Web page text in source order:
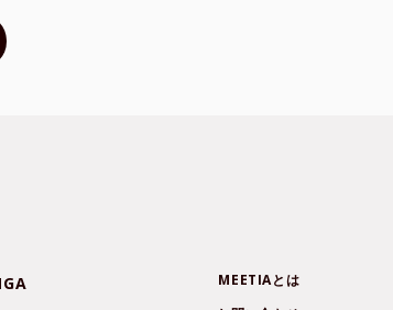
新着記事一覧